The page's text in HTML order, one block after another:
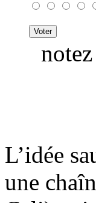
L’idée
une